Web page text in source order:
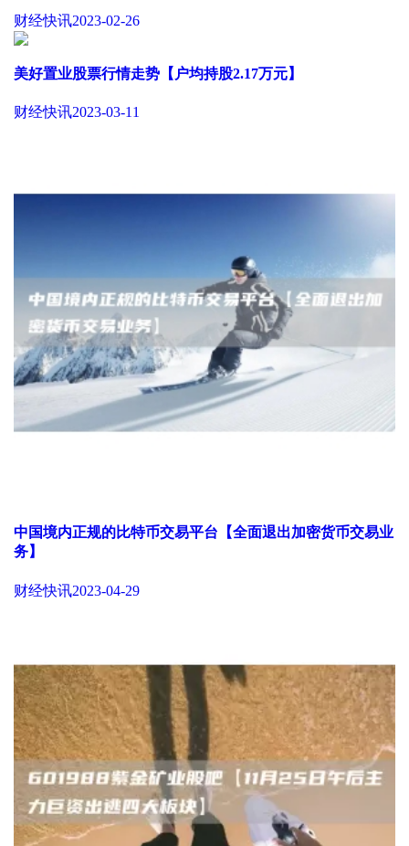
财经快讯2023-02-26
美好置业股票行情走势【户均持股2.17万元】
财经快讯2023-03-11
中国境内正规的比特币交易平台【全面退出加密货币交易业
务】
财经快讯2023-04-29